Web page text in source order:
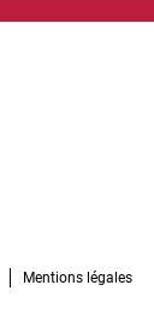
Mentions légales